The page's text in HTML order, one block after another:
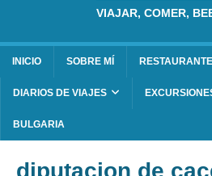
VIAJAR, COMER,
INICIO SOBRE MÍ
DIARIOS DE VIAJES
BULGARIA
diputacion de